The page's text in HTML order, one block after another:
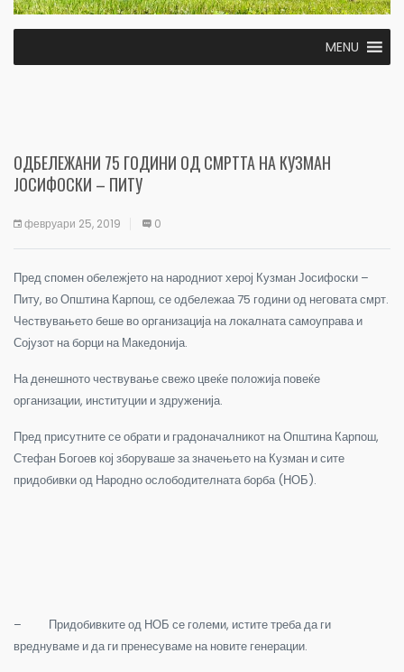
MENU
ОДБЕЛЕЖАНИ 75 ГОДИНИ ОД СМРТТА НА КУЗМАН
ЈОСИФОСКИ – ПИТУ
февруари 25, 2019 0
Пред спомен обележјето на народниот херој Кузман Јосифоски –
Питу, во Општина Карпош, се одбележаа 75 години од неговата смрт.
Чествувањето беше во организација на локалната самоуправа и
Сојузот на борци на Македонија.
На денешното чествување свежо цвеќе положија повеќе
организации, институции и здруженија.
Пред присутните се обрати и градоначалникот на Општина Карпош,
Стефан Богоев кој зборуваше за значењето на Кузман и сите
придобивки од Народно ослободителната борба (НОБ).
– Придобивките од НОБ се големи, истите треба да ги
вреднуваме и да ги пренесуваме на новите генерации.